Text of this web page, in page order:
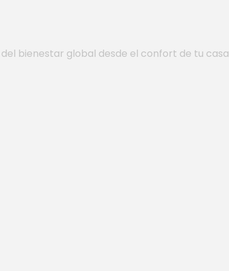
del bienestar global desde el confort de tu casa